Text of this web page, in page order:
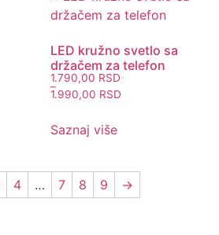
LED kružno svetlo sa
držačem za telefon
1.790,00 RSD
–
1.990,00 RSD
Saznaj više
4 … 7 8 9 →